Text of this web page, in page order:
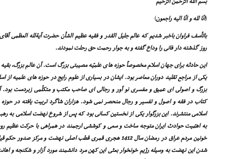
(انّا لله و انّا الیه راجعون)
باتأسف فراوان باخبر شدیم که عالم جلیل القدر و فقیه عظیم الشأن حضرت آیةلله العظمى
روز گذشته دار فانى را وداع گفته و به جوار رحمت حق رحلت نمودند.
این حادثه براى جهان اسلام مخصوصاً حوزه هاى علمیّه مصیبتى بزرگ است. آن عالم بزرگ،
یکى از مراجع تقلید دوران معاصر بود. ایشان در بسیارى از علوم رایج در حوزه هاى علمیه
بزرگ و اصولى اى عمیق و مفسرى نو آور و رجالى اى صاحب مکتب و متکلّمى زبردست بود.
کتاب در فقه و اصول و تفسیر و رجال منحصر نمى شود. هزاران شاگرد تربیت یافته در
اسلامى منتشرند. این بزرگوار یکى از نخستین کسانى بود که پس از شروع نهضت اسلامى به
به اهمّیت حوادث ایران متوجه ساخت و سعى و کوششى ارجمند در همراهى با حرکت عظیم
خونین مردم عراق در رمضان سال 1412 هجرى قمرى قطب اصلى نهضت و
شدن این نهضت به وسیله رژیم خونخوار بعثى این کهن مرد دانشمند مورد آزار و شکنجه و